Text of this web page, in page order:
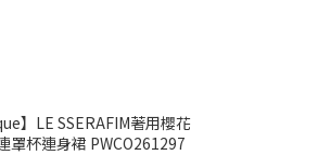
】LE SSERAFIM著用櫻花
罩杯連身裙 PWCO261297